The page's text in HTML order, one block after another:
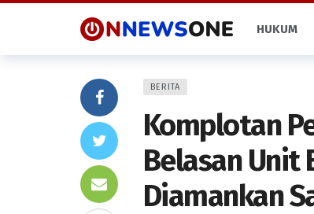
HUKUM
BERITA
Komplotan
Belasan Unit
Diamankan